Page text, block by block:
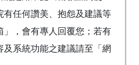
有任何讚美、抱怨及建議等
」，會有專人回覆您；若有
及系統功能之建議請至「網